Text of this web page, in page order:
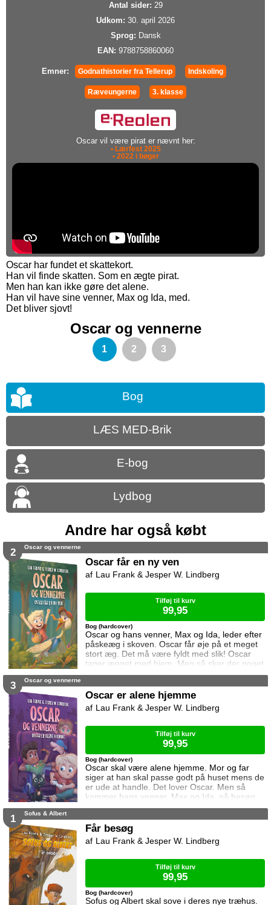
Antal sider: 29
Udkom: 30. april 2026
Sprog: Dansk
EAN: 9788758860060
Emner: Godnathistorier fra Tellerup Indskoling
Ræveungerne 3. klasse
Oscar vil være pirat er nævnt her:
• Lærfest 2025
• 2022 i bøger
Oscar har fundet et skattekort.
Han vil finde skatten. Som en ægte pirat.
Men han kan ikke gøre det alene.
Han vil have sine venner, Max og Ida, med.
Det bliver sjovt!
Oscar og vennerne
1 2 3
Bog
LÆS MED-Brik
E-bog
Lydbog
Andre har også købt
2 Oscar og vennerne
Oscar får en ny ven
Oscar og hans venner, Max og Ida, leder efter
påskeæg i skoven. Oscar får øje på et meget
stort æg. Det må være fyldt med slik! Oscar
tager ægget med hjem. Men så sker der noget
han ikke havde regnet med!
Bog (hardcover)
Lau Frank & Jesper W. Lindberg
Tilføj til kurv
99,95
3 Oscar og vennerne
Oscar er alene hjemme
Oscar skal være alene hjemme. Mor og far
siger at han skal passe godt på huset mens de
er ude at handle. Det lover Oscar. Men så
kommer hans venner, Max og Ida, på besøg.
Og så får Oscar travlt!
Bog (hardcover)
Lau Frank & Jesper W. Lindberg
Tilføj til kurv
99,95
1 Sofus & Albert
Får besøg
Sofus og Albert skal sove i deres nye træhus.
Bog (hardcover)
Lau Frank & Jesper W. Lindberg
Tilføj til kurv
99,95